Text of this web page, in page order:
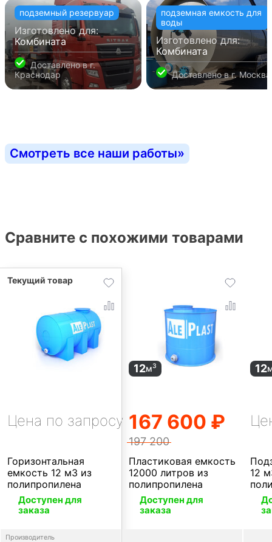
подземный резервуар
Изготовлено для:
Комбината
Доставлено вг.
Краснодар
подземная емкость для
воды
Изготовлено для:
Комбината
Доставлено вг. Москва
Смотреть все наши работы»
Сравните с похожими товарами
Горизонтальная
емкость 12 м3 из
полипропилена
Доступен для
заказа
Цена по запросу
Производитель
Пластиковая емкость
12000 литров из
полипропилена
12м3
Доступен для
заказа
167 600 ₽
197 200
12
12